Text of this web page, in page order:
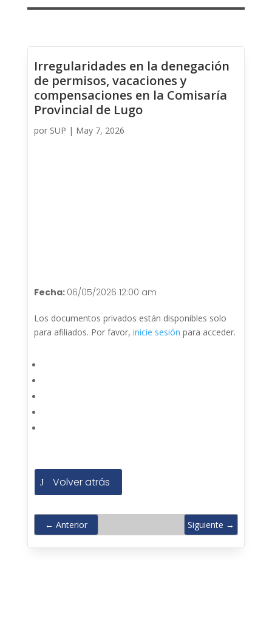
Irregularidades en la denegación
de permisos, vacaciones y
compensaciones en la Comisaría
Provincial de Lugo
por SUP | May 7, 2026
Fecha: 06/05/2026 12:00 am
Los documentos privados están disponibles solo
para afiliados. Por favor, inicie sesión para acceder.
Volver atrás
← Anterior Siguiente →